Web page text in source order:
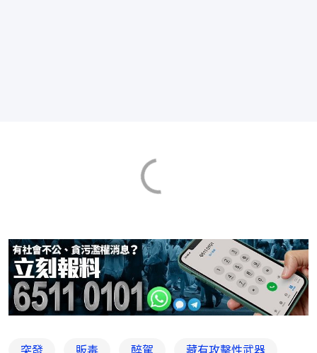
突發 販毒 醉駕 藏有攻擊性武器